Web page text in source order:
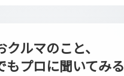
クルマのこと、
もプロに聞いてみる